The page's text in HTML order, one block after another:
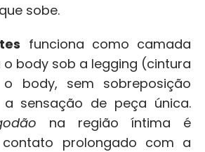
sobe.
funciona como camada
o body sob a legging (cintura
body, sem sobreposição
na região íntima é
prolongado com a